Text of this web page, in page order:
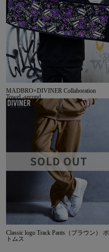
MADBRO×DIVINER Collaboration
Towel -second
Classic logo Track Pants（ブラウン） ボ
トムス